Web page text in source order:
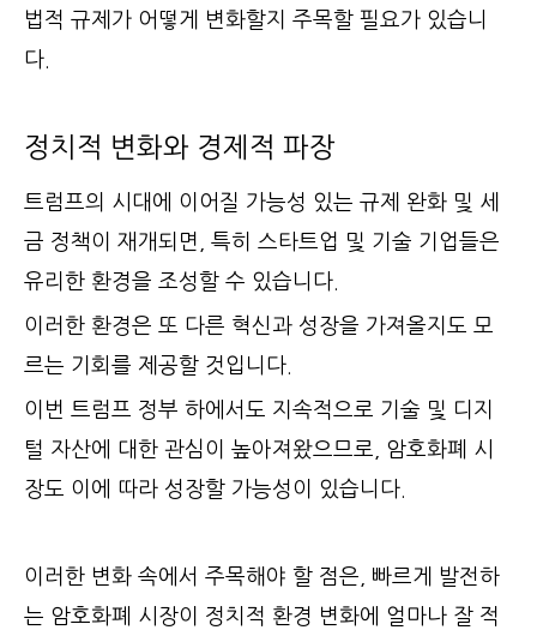
법적 규제가 어떻게 변화할지 주목할 필요가 있습니
다.
정치적 변화와 경제적 파장
트럼프의 시대에 이어질 가능성 있는 규제 완화 및 세
금 정책이 재개되면, 특히 스타트업 및 기술 기업들은
유리한 환경을 조성할 수 있습니다.
이러한 환경은 또 다른 혁신과 성장을 가져올지도 모
르는 기회를 제공할 것입니다.
이번 트럼프 정부 하에서도 지속적으로 기술 및 디지
털 자산에 대한 관심이 높아져왔으므로, 암호화폐 시
장도 이에 따라 성장할 가능성이 있습니다.
이러한 변화 속에서 주목해야 할 점은, 빠르게 발전하
는 암호화폐 시장이 정치적 환경 변화에 얼마나 잘 적